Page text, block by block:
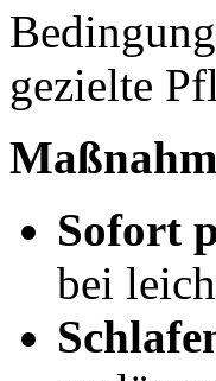
gezielte
Sofort
bei